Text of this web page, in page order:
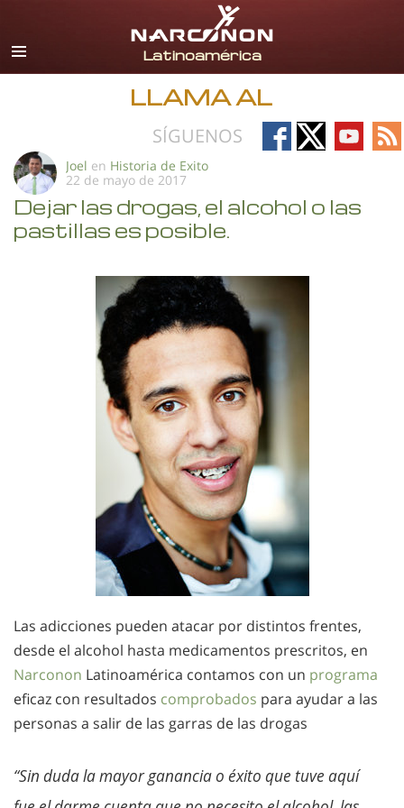
Español
Todas las Regiones/Idiomas
LLAMA AL
SÍGUENOS
Follow
on
Follow
on
Follow
on
on
Joel en Historia de Exito
22 de mayo de 2017
Dejar las drogas, el alcohol o las
pastillas es posible.
Las adicciones pueden atacar por distintos frentes,
desde el alcohol hasta medicamentos prescritos, en
Narconon Latinoamérica contamos con un programa
eficaz con resultados comprobados para ayudar a las
personas a salir de las garras de las drogas
“Sin duda la mayor ganancia o éxito que tuve aquí